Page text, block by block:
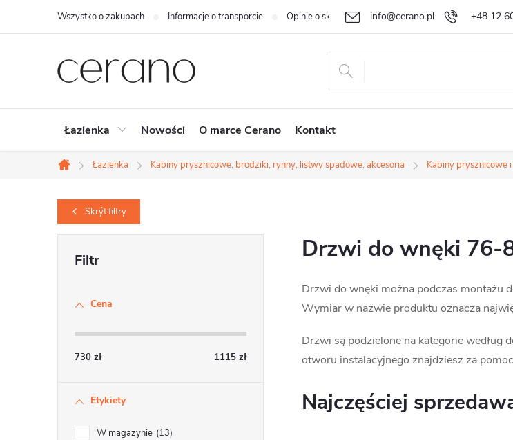
+48 12
info@cerano.pl
Wszystko o zakupach Informacje o transporcie Opinie o sklepie Indywidualna wycena
Łazienka Nowości O marce Cerano Kontakt
Home
Łazienka Kabiny prysznicowe, brodziki, rynny, listwy spadowe, akcesoria Kabiny prysznicowe
Skrýtfiltry
Cena
730 zł 1115 zł
Etykiety
W magazynie 13
Drzwi do wnęki 76-
Drzwi do wnęki można podczas montażu
Wymiar w nazwie produktu oznacza
Drzwi są podzielone na kategorie według
otworu instalacyjnego znajdziesz za
Najczęściej